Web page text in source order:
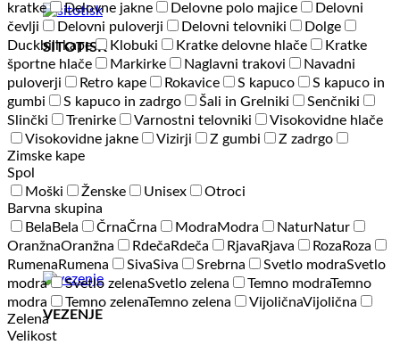
SITOTISK
VEZENJE
kratke
Delovne jakne Delovne polo majice
Delovni
čevlji
Delovni puloverji Delovni telovniki
Dolge
Duckbill kape
Klobuki Kratke delovne hlače
Kratke
športne hlače
Markirke Naglavni trakovi
Navadni
puloverji
Retro kape Rokavice S kapuco
S kapuco in
gumbi
S kapuco in zadrgo Šali in Grelniki
Senčniki
Slinčki
Trenirke Varnostni telovniki
Visokovidne hlače
Visokovidne jakne
Vizirji Z gumbi
Z zadrgo
Zimske kape
Spol
Moški
Ženske Unisex
Otroci
Barvna skupina
Bela Bela ČrnaČrna ModraModra NaturNatur
OranžnaOranžna Rdeča Rdeča Rjava Rjava Roza Roza
Rumena Rumena SivaSiva Srebrna Svetlo modraSvetlo
modra
Svetlo zelenaSvetlo zelena Temno modraTemno
modra
Temno zelenaTemno zelena VijoličnaVijolična
Zelena
Velikost